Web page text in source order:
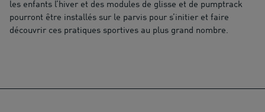
les enfants l’hiver et des modules de glisse et de pumptrack
pourront être installés sur le parvis pour s’initier et faire
découvrir ces pratiques sportives au plus grand nombre.